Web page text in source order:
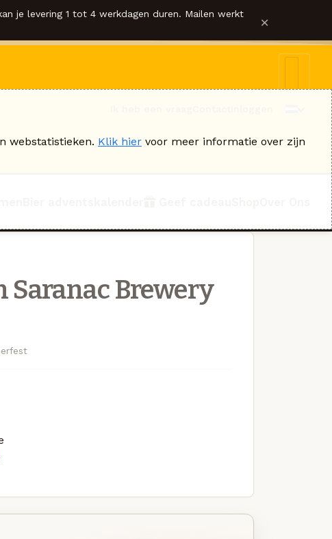
je levering 1 tot 4 werkdagen duren. Mailen werkt ×
Saranac Brewery
webstatistieken. Klik hier voor meer informatie over zijn